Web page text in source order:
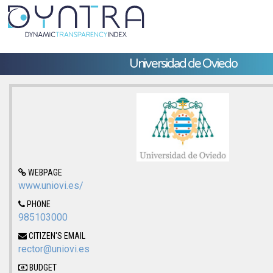
Universidad de Oviedo
WEBPAGE
www.uniovi.es/
PHONE
985103000
CITIZEN'S EMAIL
rector@uniovi.es
BUDGET